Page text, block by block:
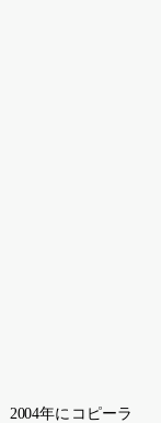
年にコピーラ